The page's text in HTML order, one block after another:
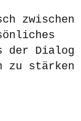
zwischen
der Dialog
zu stärken